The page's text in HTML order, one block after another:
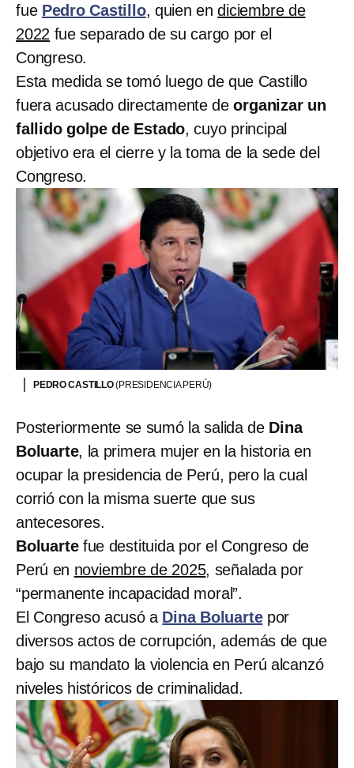
fue Pedro Castillo, quien endiciembre de
2022 fue separado de su cargo por el
Congreso.
Esta medida se tomó luego de que Castillo
fuera acusado directamente deorganizar un
fallido golpe de Estado, cuyo principal
objetivo era el cierre y la toma de la sede del
Congreso.
PEDRO CASTILLO(PRESIDENCIA PERÚ)
Posteriormente se sumó la salida de Dina
Boluarte, la primera mujer en la historia en
ocupar la presidencia de Perú, pero la cual
corrió con la misma suerte que sus
antecesores.
Boluartefue destituida por el Congreso de
Perú en noviembre de 2025, señalada por
“permanente incapacidad moral”.
El Congreso acusó a Dina Boluartepor
diversos actos de corrupción, además de que
bajo su mandato la violencia en Perú alcanzó
niveles históricos de criminalidad.